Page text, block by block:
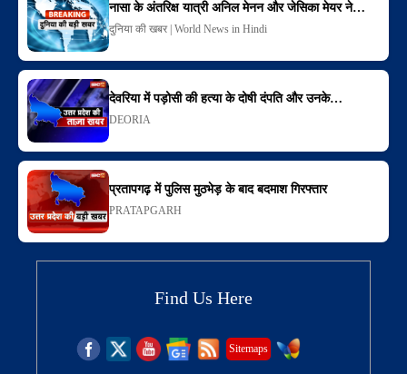
नासा के अंतरिक्ष यात्री अनिल मेनन और जेसिका मेयर ने…
दुनिया की खबर | World News in Hindi
देवरिया में पड़ोसी की हत्या के दोषी दंपति और उनके…
DEORIA
प्रतापगढ़ में पुलिस मुठभेड़ के बाद बदमाश गिरफ्तार
PRATAPGARH
Find Us Here
Sitemaps